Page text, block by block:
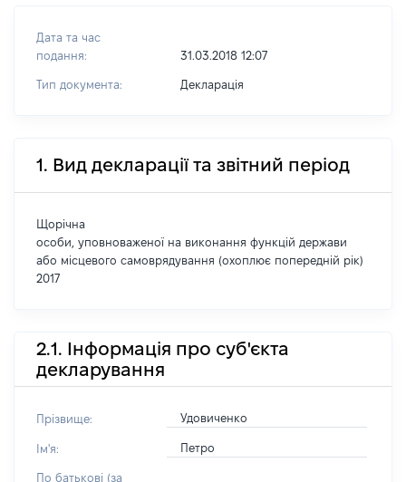
Дата та час
подання:
31.03.2018 12:07
Тип документа: Декларація
1. Вид декларації та звітний період
Щорічна
особи, уповноваженої на виконання функцій держави
або місцевого самоврядування (охоплює попередній рік)
2017
2.1. Інформація про суб'єкта
декларування
Прізвище: Удовиченко
Ім'я: Петро
По батькові (за